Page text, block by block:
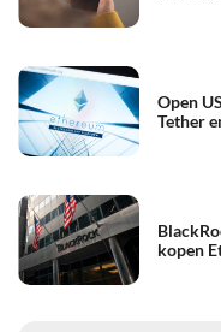
Open
Tether
kopen